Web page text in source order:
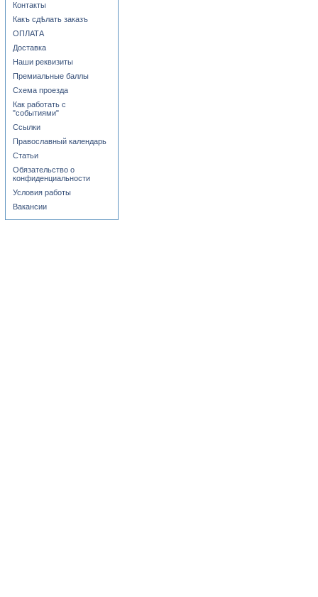
Контакты
Какъ сдѣлать заказъ
ОПЛАТА
Доставка
Наши реквизиты
Премиальные баллы
Схема проезда
Как работать с
"событиями"
Ссылки
Православный календарь
Статьи
Обязательство о
конфиденциальности
Условия работы
Вакансии